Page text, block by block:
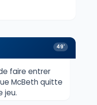
49'
faire entrer
McBeth quitte
jeu.